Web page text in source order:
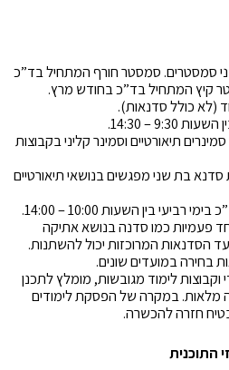
סמסטרים. סמסטר חורף המתחיל בד”כ
קיץ המתחיל בד”כ בחודש מרץ.
– 14:30.
תיאורטיים וסמינר קליני בקבוצות
בת שני מפגשים בנושאי תיאורטיים
בין השעות 10:00 – 14:00.
פעמיות כמו סדנה בנושא אתיקה
הסדנאות המרוכזות יכול להשתנות.
בחירה במועדים שונים.
וקבוצות לימוד מגובשות, מומלץ לתכנן
מלאות. במקרה של הפסקת לימודים
חזרה להכשרה.
התוכנית